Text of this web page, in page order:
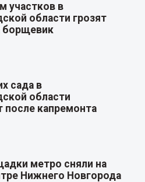
участков в
области грозят
сада в
области
после капремонта
метро сняли на
Нижнего Новгорода